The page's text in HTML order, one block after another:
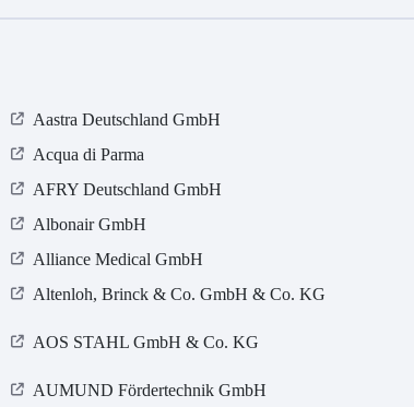
Aastra Deutschland GmbH
Acqua di Parma
AFRY Deutschland GmbH
Albonair GmbH
Alliance Medical GmbH
Altenloh, Brinck & Co. GmbH & Co. KG
AOS STAHL GmbH & Co. KG
AUMUND Fördertechnik GmbH